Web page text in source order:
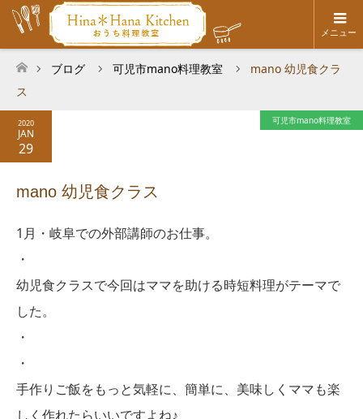
メニュー
ホーム
ブログ 可児市mano料理教室
mano 幼児食クラ
ス
2020
JAN
29
可児市mano料理教室
mano 幼児食クラス
1月・岐阜での外部講師のお仕事。
・
幼児食クラスで今回はママを助ける時短料理がテーマで
した。
・
・
手作りご飯をもっと気軽に、簡単に、美味しくママも楽
しく作れたらいいですよね♪